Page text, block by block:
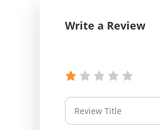
Write a Review